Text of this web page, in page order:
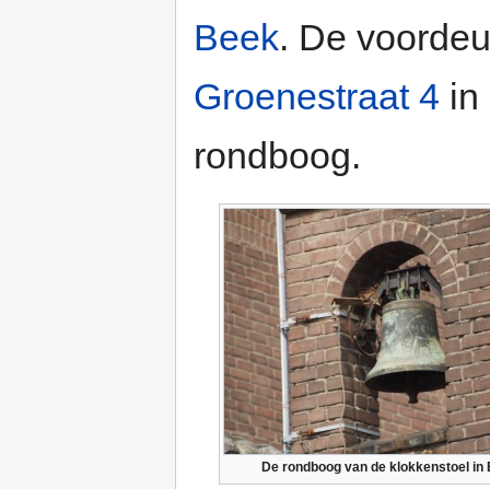
Beek. De
Groenestraat 4 in
rondboog.
De rondboog van de klokkenstoel in